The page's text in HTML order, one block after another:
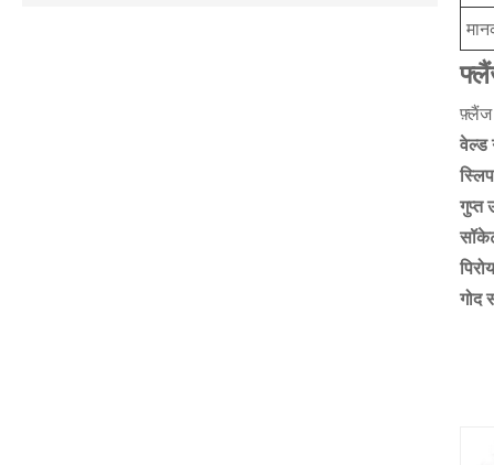
फ़्लैंज
वेल्ड
गुप्त
गोद